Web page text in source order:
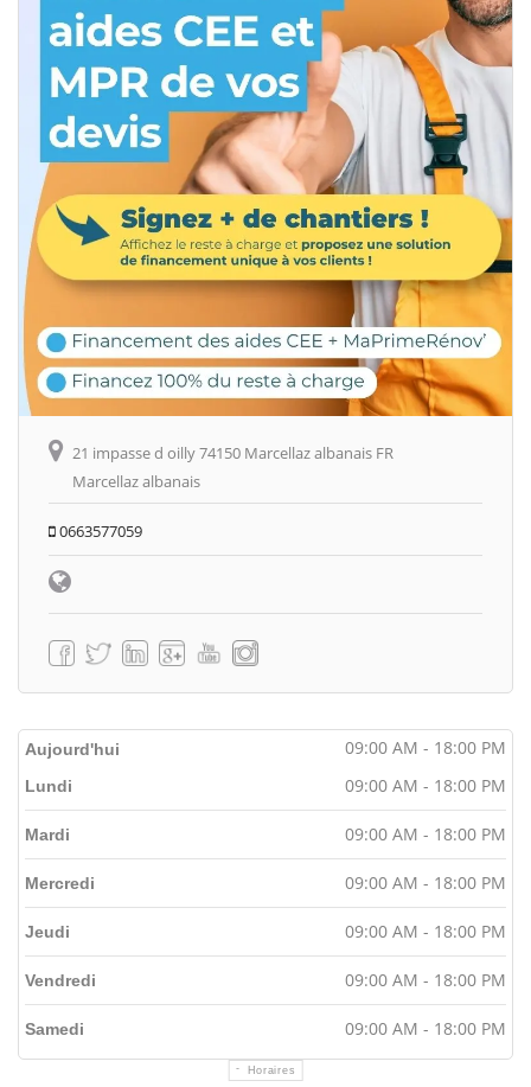
21 impasse d oilly 74150 Marcellaz albanais FR
Marcellaz albanais
0663577059
Aujourd'hui 09:00 AM - 18:00 PM
Horaires
Lundi 09:00 AM - 18:00 PM
Mardi 09:00 AM - 18:00 PM
Mercredi 09:00 AM - 18:00 PM
Jeudi 09:00 AM - 18:00 PM
Vendredi 09:00 AM - 18:00 PM
Samedi 09:00 AM - 18:00 PM